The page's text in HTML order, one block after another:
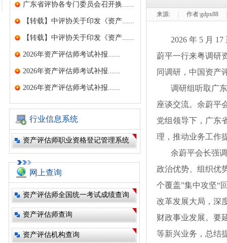
来源: 作者:gdpx88
2026 年 5 月 17
蔚平一行来粤调研
同调研，中国资产
调研组听取广东
座谈交流。余蔚平
党组领导下，广东
理，推动业务工作
余蔚平会长强调
政治优势、组织优
个覆盖”集中攻坚“
改革发展大局，深
财政事业发展。要
等新兴业务，总结
广东省评协各专门委员会召开换......
【转载】中评协关于印发《资产......
【转载】中评协关于印发《资产......
2026年资产评估师考试补报......
2026年资产评估师考试补报......
2026年资产评估师考试补报......
行业信息系统
资产评估师职业资格登记管理系统
网上查询
资产评估师全国统一考试成绩查询
资产评估师查询
资产评估机构查询